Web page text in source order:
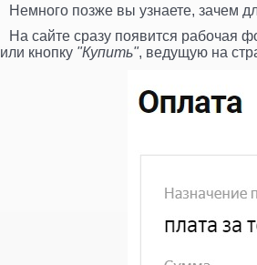
Немного позже вы узнаете, зачем
На сайте сразу появится рабочая
или кнопку "Купить", ведущую на